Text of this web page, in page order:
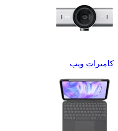
كاميرات ويب